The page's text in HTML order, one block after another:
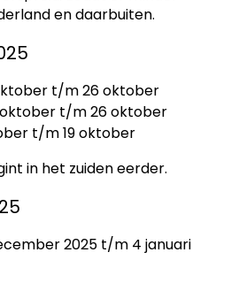
en daarbuiten.
t/m 26 oktober
oktober t/m 26 oktober
t/m 19 oktober
in het zuiden eerder.
2025 t/m 4 januari